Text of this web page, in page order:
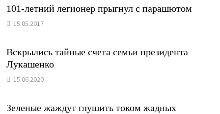
101-летний легионер прыгнул с парашютом
15.05.2017
Вскрылись тайные счета семьи президента
Лукашенко
15.06.2020
Зеленые жаждут глушить током жадных